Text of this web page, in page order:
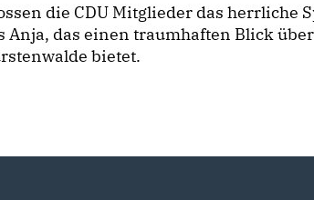
die CDU Mitglieder das herrliche
Anja, das einen traumhaften Blick
bietet.